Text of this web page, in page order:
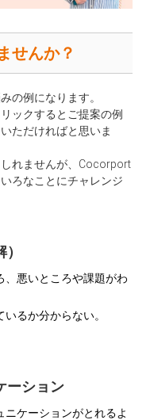
せんか？
の例になります。
ックするとご提案の例
ただければと思いま
れませんが、Cocorport
ろなことにチャレンジ
、悪いところや課題がわ
るか分からない。
ーション
ニケーションがとれるよ